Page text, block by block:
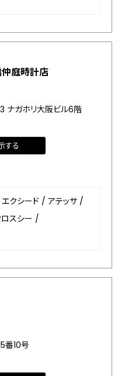
庭時計店
ガホリ大阪ビル6階
する
エクシード / アテッサ /
スシー /
番10号